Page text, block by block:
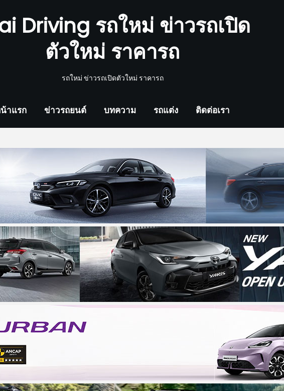
Driving รถใหม่ ข่าวรถเปิด
ตัวใหม่ ราคารถ
รถใหม่ ข่าวรถเปิดตัวใหม่ ราคารถ
าแรก ข่าวรถยนต์ บทความ รถแต่ง ติดต่อเรา